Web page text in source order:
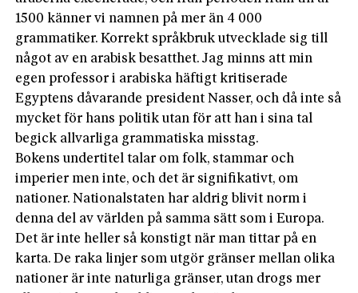
1500 känner vi namnen på mer än 4 000
grammatiker. Korrekt språkbruk utvecklade sig till
något av en arabisk besatthet. Jag minns att min
egen professor i arabiska häftigt kritiserade
Egyptens dåvarande president Nasser, och då inte så
mycket för hans politik utan för att han i sina tal
begick allvarliga grammatiska misstag.
Bokens undertitel talar om folk, stammar och
imperier men inte, och det är signifikativt, om
nationer. Nationalstaten har aldrig blivit norm i
denna del av världen på samma sätt som i Europa.
Det är inte heller så konstigt när man tittar på en
karta. De raka linjer som utgör gränser mellan olika
nationer är inte naturliga gränser, utan drogs mer